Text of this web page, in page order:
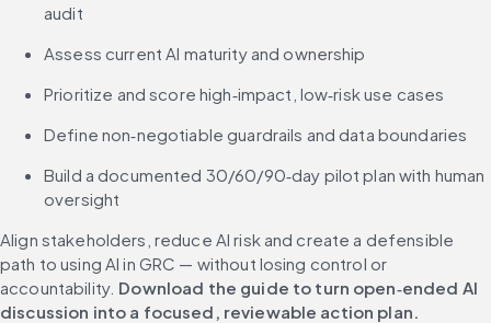
audit
Assess current AI maturity and ownership
Prioritize and score high‑impact, low‑risk use cases
Define non‑negotiable guardrails and data boundaries
Build a documented 30/60/90‑day pilot plan with human
oversight
Align stakeholders, reduce AI risk and create a defensible
path to using AI in GRC — without losing control or
accountability. Download the guide to turn open‑ended AI
discussion into a focused, reviewable action plan.